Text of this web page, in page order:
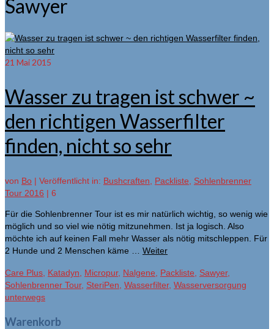
Sawyer
21 Mai 2015
Wasser zu tragen ist schwer ~
den richtigen Wasserfilter
finden, nicht so sehr
von Bo | Veröffentlicht in: Bushcraften Packliste
Sohlenbrenner
Tour 2016 | 6
Für die Sohlenbrenner Tour ist es mir natürlich wichtig, so wenig wie
möglich und so viel wie nötig mitzunehmen. Ist ja logisch. Also
möchte ich auf keinen Fall mehr Wasser als nötig mitschleppen. Für
2 Hunde und 2 Menschen käme … Weiter
Care Plus Katadyn Micropur, Nalgene Packliste Sawyer,
Sohlenbrenner Tour, SteriPen Wasserfilter, Wasserversorgung
unterwegs
Warenkorb